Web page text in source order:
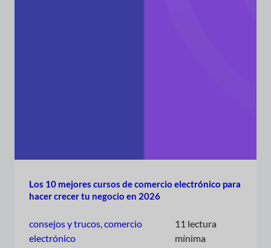
Los 10 mejores cursos de comercio electrónico para
hacer crecer tu negocio en 2026
consejos y trucos comercio
electrónico
11 lectura
mínima